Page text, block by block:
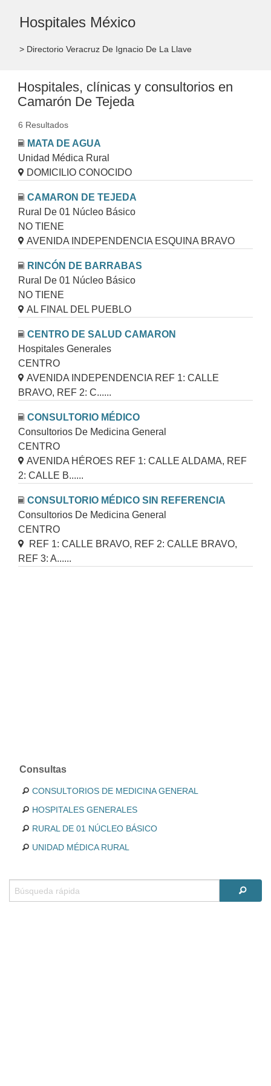
Hospitales México
> Directorio Veracruz De Ignacio De La Llave
Hospitales, clínicas y consultorios en
Camarón De Tejeda
6 Resultados
MATA DE AGUA
Unidad Médica Rural
DOMICILIO CONOCIDO
CAMARON DE TEJEDA
Rural De 01 Núcleo Básico
NO TIENE
AVENIDA INDEPENDENCIA ESQUINA BRAVO
RINCÓN DE BARRABAS
Rural De 01 Núcleo Básico
NO TIENE
AL FINAL DEL PUEBLO
CENTRO DE SALUD CAMARON
Hospitales Generales
CENTRO
AVENIDA INDEPENDENCIA REF 1: CALLE
BRAVO, REF 2: C......
CONSULTORIO MÉDICO
Consultorios De Medicina General
CENTRO
AVENIDA HÉROES REF 1: CALLE ALDAMA, REF
2: CALLE B......
CONSULTORIO MÉDICO SIN REFERENCIA
Consultorios De Medicina General
CENTRO
REF 1: CALLE BRAVO, REF 2: CALLE BRAVO,
REF 3: A......
Consultas
CONSULTORIOS DE MEDICINA GENERAL
HOSPITALES GENERALES
RURAL DE 01 NÚCLEO BÁSICO
UNIDAD MÉDICA RURAL